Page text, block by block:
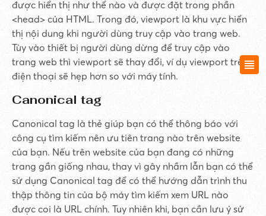
được hiển thị như thể nào và được đặt trong phần
<head> của HTML. Trong đó, viewport là khu vực hiển
thị nội dung khi người dùng truy cập vào trang web.
Tùy vào thiết bị người dùng dừng để truy cập vào
trang web thì viewport sẽ thay đổi, ví dụ viewport trên
điện thoại sẽ hẹp hơn so với máy tính.
Canonical tag
Canonical tag là thẻ giúp bạn có thể thông báo với
công cụ tìm kiếm nên ưu tiên trang nào trên website
của bạn. Nếu trên website của bạn đang có những
trang gần giống nhau, thay vì gây nhầm lẫn bạn có thể
sử dụng Canonical tag để có thể hướng dẫn trình thu
thập thông tin của bộ máy tìm kiếm xem URL nào
được coi là URL chính. Tuy nhiên khi, bạn cần lưu ý sử